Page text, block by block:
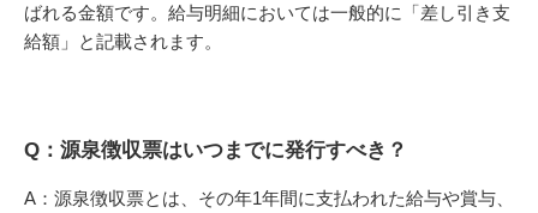
ばれる金額です。給与明細においては一般的に「差し引き支
給額」と記載されます。
Q：源泉徴収票はいつまでに発行すべき？
A：源泉徴収票とは、その年1年間に支払われた給与や賞与、